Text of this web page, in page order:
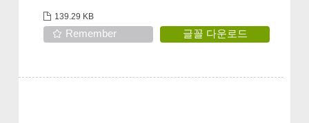
139.29 KB
Remember 글꼴 다운로드